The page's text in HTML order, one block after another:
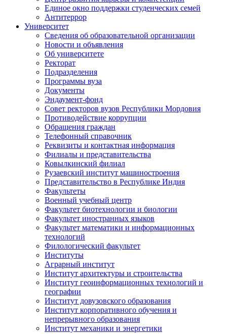
Единое окно поддержки студенческих семей
Антитеррор
Университет
Сведения об образовательной организации
Новости и объявления
Об университете
Ректорат
Подразделения
Программы вуза
Документы
Эндаумент-фонд
Совет ректоров вузов Республики Мордовия
Противодействие коррупции
Обращения граждан
Телефонный справочник
Реквизиты и контактная информация
Филиалы и представительства
Ковылкинский филиал
Рузаевский институт машиностроения
Представительство в Республике Индия
Факультеты
Военный учебный центр
Факультет биотехнологии и биологии
Факультет иностранных языков
Факультет математики и информационных
технологий
Филологический факультет
Институты
Аграрный институт
Институт архитектуры и строительства
Институт геоинформационных технологий и
географии
Институт довузовского образования
Институт корпоративного обучения и
непрерывного образования
Институт механики и энергетики